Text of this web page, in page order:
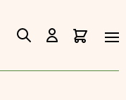
Skip
Content